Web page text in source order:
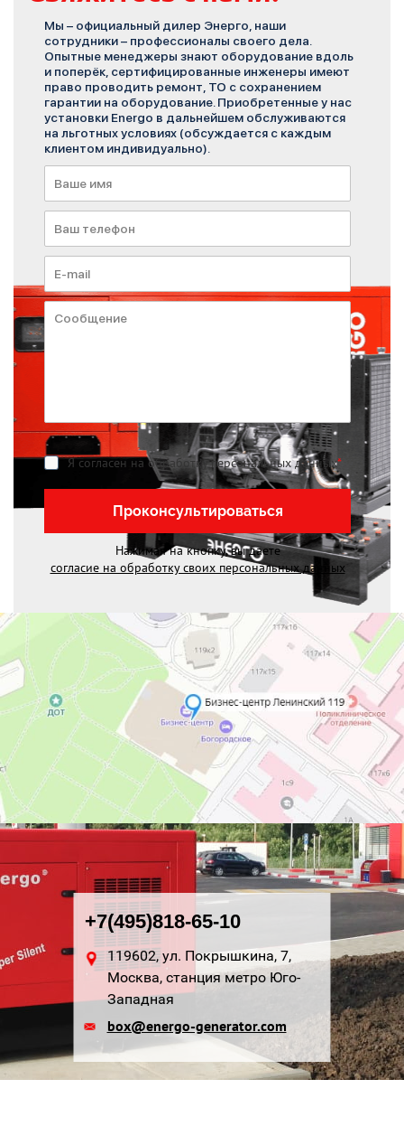
Мы – официальный дилер Энерго, наши
сотрудники – профессионалы своего дела.
Опытные менеджеры знают оборудование вдоль
и поперёк, сертифицированные инженеры имеют
право проводить ремонт, ТО с сохранением
гарантии на оборудование. Приобретенные у нас
установки Energo в дальнейшем обслуживаются
на льготных условиях (обсуждается с каждым
клиентом индивидуально).
Я согласен на обработку персональных данных*
Проконсультироваться
Нажимая на кнопку, вы даете
согласие на обработку своих персональных данных
+7(495)818-65-10
119602, ул. Покрышкина, 7,
Москва, станция метро Юго-
Западная
box@energo-generator.com